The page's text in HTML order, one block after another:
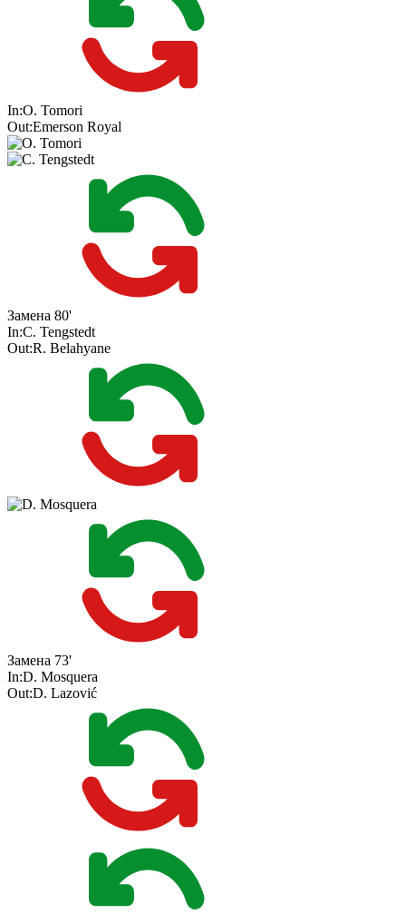
In:O. Tomori
Out:Emerson Royal
Замена 80'
In:C. Tengstedt
Out:R. Belahyane
Замена 73'
In:D. Mosquera
Out:D. Lazović